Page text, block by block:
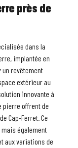
près de
dans la
implantée en
un revêtement
extérieur au
innovante à
pierre offrent de
Cap-Ferret. Ce
également
aux variations de